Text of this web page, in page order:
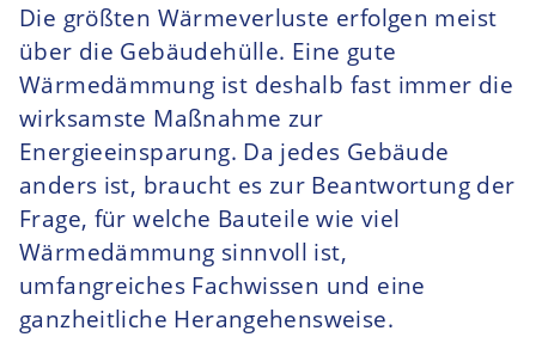
Die größten Wärmeverluste erfolgen meist
über die Gebäudehülle. Eine gute
Wärmedämmung ist deshalb fast immer die
wirksamste Maßnahme zur
Energieeinsparung. Da jedes Gebäude
anders ist, braucht es zur Beantwortung der
Frage, für welche Bauteile wie viel
Wärmedämmung sinnvoll ist,
umfangreiches Fachwissen und eine
ganzheitliche Herangehensweise.